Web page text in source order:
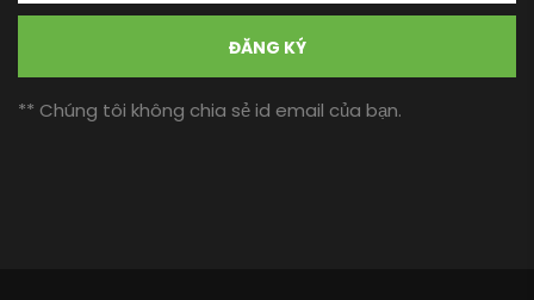
ĐĂNG KÝ
** Chúng tôi không chia sẻ id email của bạn.